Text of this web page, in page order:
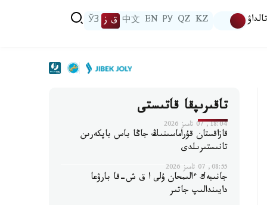
تالداۋ KZ
QZ
РУ
EN
中文 ق ز ЎЗ
تاقىرىپقا قاتىستى
18:04, 07 تامىز 2026
قازاقستان قۇراماسىنىڭ جاڭا باس باپكەرىن
تانىستىرىلدى
08:55, 07 تامىز 2026
جانىبەك ءالىمحان ۇلى ا ق ش-قا بارۋعا
دايىندالىپ جاتىر